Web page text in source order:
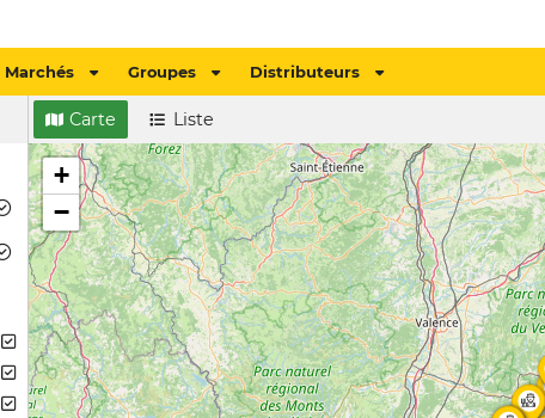
Marchés Groupes Distributeurs
Carte Liste
+
−